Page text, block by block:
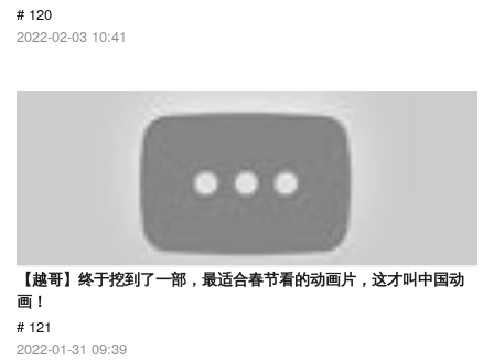
# 120
2022-02-03 10:41
【越哥】终于挖到了一部，最适合春节看的动画片，这才叫中国动
画！
# 121
2022-01-31 09:39